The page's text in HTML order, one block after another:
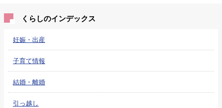
くらしのインデックス
妊娠・出産
子育て情報
結婚・離婚
引っ越し